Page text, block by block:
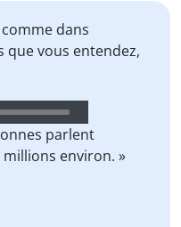
dans
que vous entendez,
parlent
millions environ. »